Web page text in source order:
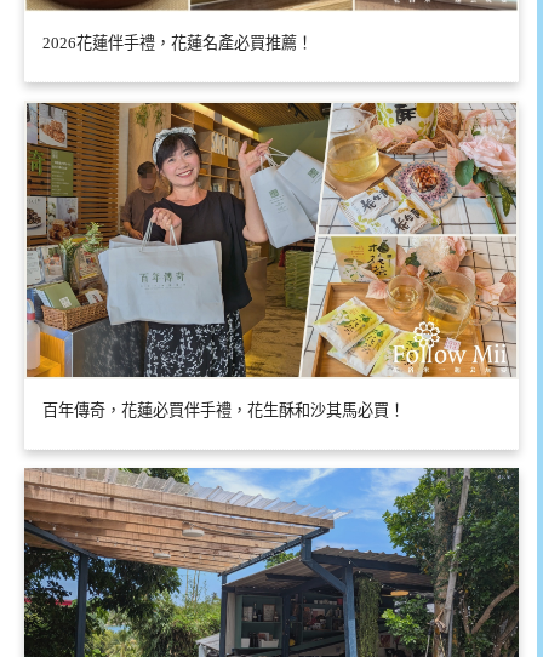
2026花蓮伴手禮，花蓮名產必買推薦！
百年傳奇，花蓮必買伴手禮，花生酥和沙其馬必買！